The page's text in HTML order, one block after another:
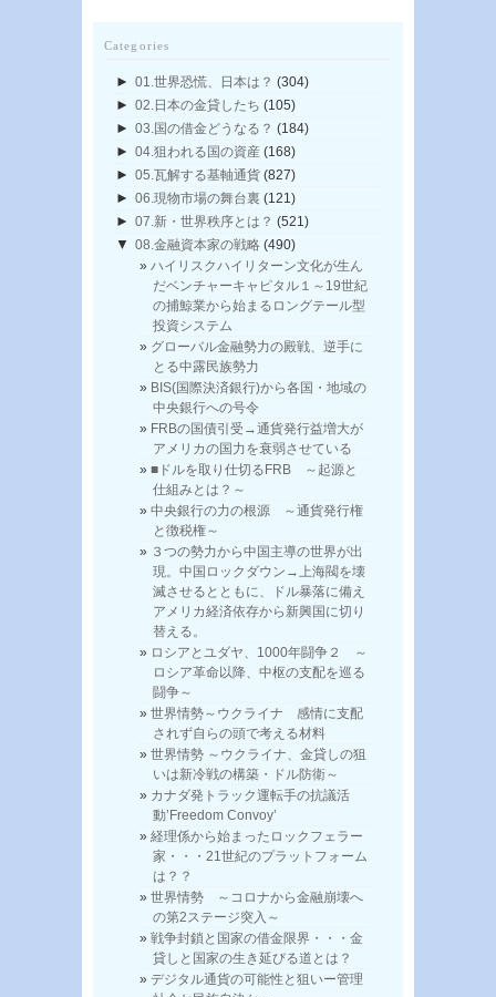
Categories
► 01.世界恐慌、日本は？ (304)
► 02.日本の金貸したち (105)
► 03.国の借金どうなる？ (184)
► 04.狙われる国の資産 (168)
► 05.瓦解する基軸通貨 (827)
► 06.現物市場の舞台裏 (121)
► 07.新・世界秩序とは？ (521)
▼ 08.金融資本家の戦略 (490)
ハイリスクハイリターン文化が生ん
だベンチャーキャピタル１～19世紀
の捕鯨業から始まるロングテール型
投資システム
グローバル金融勢力の殿戦、逆手に
とる中露民族勢力
BIS(国際決済銀行)から各国・地域の
中央銀行への号令
FRBの国債引受→通貨発行益増大が
アメリカの国力を衰弱させている
■ドルを取り仕切るFRB ～起源と
仕組みとは？～
中央銀行の力の根源 ～通貨発行権
と徴税権～
３つの勢力から中国主導の世界が出
現。中国ロックダウン→上海閥を壊
滅させるとともに、ドル暴落に備え
アメリカ経済依存から新興国に切り
替える。
ロシアとユダヤ、1000年闘争２ ～
ロシア革命以降、中枢の支配を巡る
闘争～
世界情勢～ウクライナ 感情に支配
されず自らの頭で考える材料
世界情勢 ～ウクライナ、金貸しの狙
いは新冷戦の構築・ドル防衛～
カナダ発トラック運転手の抗議活
動’Freedom Convoy’
経理係から始まったロックフェラー
家・・・21世紀のプラットフォーム
は？？
世界情勢 ～コロナから金融崩壊へ
の第2ステージ突入～
戦争封鎖と国家の借金限界・・・金
貸しと国家の生き延びる道とは？
デジタル通貨の可能性と狙いー管理